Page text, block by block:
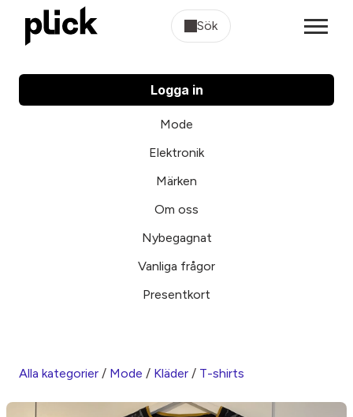
Sök
Logga in
Mode
Elektronik
Märken
Om oss
Nybegagnat
Vanliga frågor
Presentkort
Alla kategorier / Mode / Kläder / T-shirts